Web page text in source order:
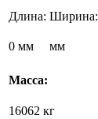
Длина: Ширина:
0 мм мм
Масса:
16062 кг